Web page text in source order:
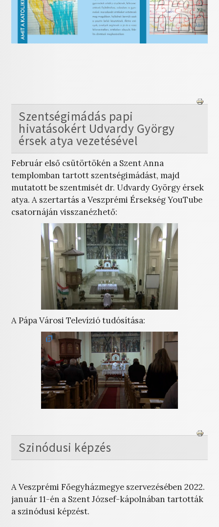
Szentségimádás papi
hivatásokért Udvardy György
érsek atya vezetésével
Február első csütörtökén a Szent Anna
templomban tartott szentségimádást, majd
mutatott be szentmisét dr. Udvardy György érsek
atya. A szertartás a Veszprémi Érsekség YouTube
csatornáján visszanézhető:
A Pápa Városi Televízió tudósítása:
Szinódusi képzés
A Veszprémi Főegyházmegye szervezésében 2022.
január 11-én a Szent József-kápolnában tartották
a szinódusi képzést.